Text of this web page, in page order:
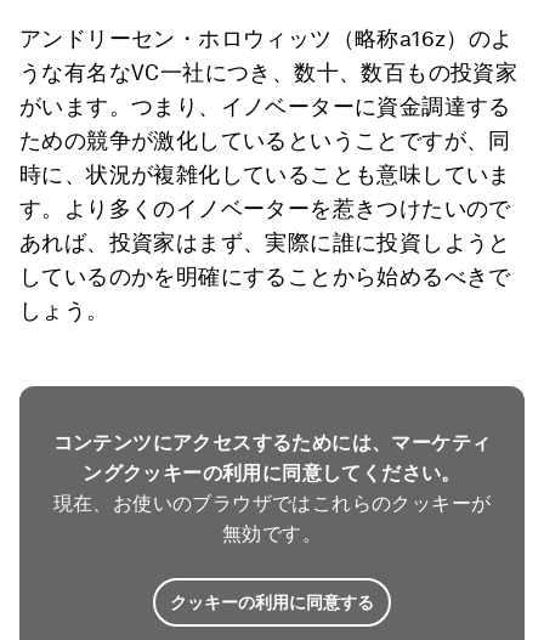
アンドリーセン・ホロウィッツ（略称a16z）のよ
うな有名なVC一社につき、数十、数百もの投資家
がいます。つまり、イノベーターに資金調達する
ための競争が激化しているということですが、同
時に、状況が複雑化していることも意味していま
す。より多くのイノベーターを惹きつけたいので
あれば、投資家はまず、実際に誰に投資しようと
しているのかを明確にすることから始めるべきで
しょう。
コンテンツにアクセスするためには、マーケティ
ングクッキーの利用に同意してください。
現在、お使いのブラウザではこれらのクッキーが
無効です。
クッキーの利用に同意する